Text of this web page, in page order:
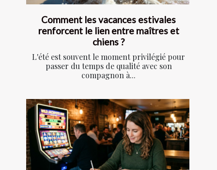
Comment les vacances estivales
renforcent le lien entre maîtres et
chiens ?
L'été est souvent le moment privilégié pour
passer du temps de qualité avec son
compagnon à...